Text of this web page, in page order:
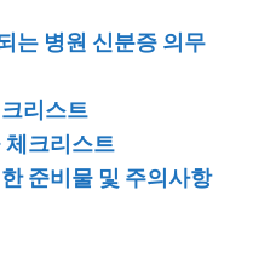
는 병원 신분증 의무
리스트
체크리스트
준비물 및 주의사항